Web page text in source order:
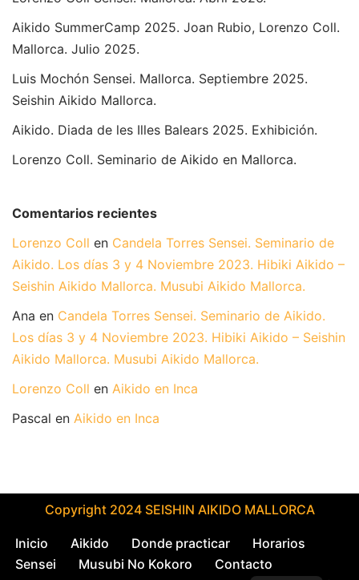
Aikido SummerCamp 2025. Joan Rubio, Lorenzo Coll.
Mallorca. Julio 2025.
Luis Mochón Sensei. Mallorca. Septiembre 2025.
Seishin Aikido Mallorca.
Aikido. Diada de les Illes Balears 2025. Exhibición.
Lorenzo Coll. Seminario de Aikido en Mallorca.
Comentarios recientes
Lorenzo Coll en Candela Torres Sensei. Seminario de
Aikido. Los días 3 y 4 Noviembre 2023. Hibiki Aikido –
Seishin Aikido Mallorca. Musubi Aikido Mallorca.
Ana en Candela Torres Sensei. Seminario de Aikido.
Los días 3 y 4 Noviembre 2023. Hibiki Aikido – Seishin
Aikido Mallorca. Musubi Aikido Mallorca.
Lorenzo Coll en Aikido en Inca
Pascal en Aikido en Inca
Copyright 2024 SEISHIN AIKIDO MALLORCA
Inicio Aikido Donde practicar
Horarios
Sensei
Musubi No Kokoro
Contacto